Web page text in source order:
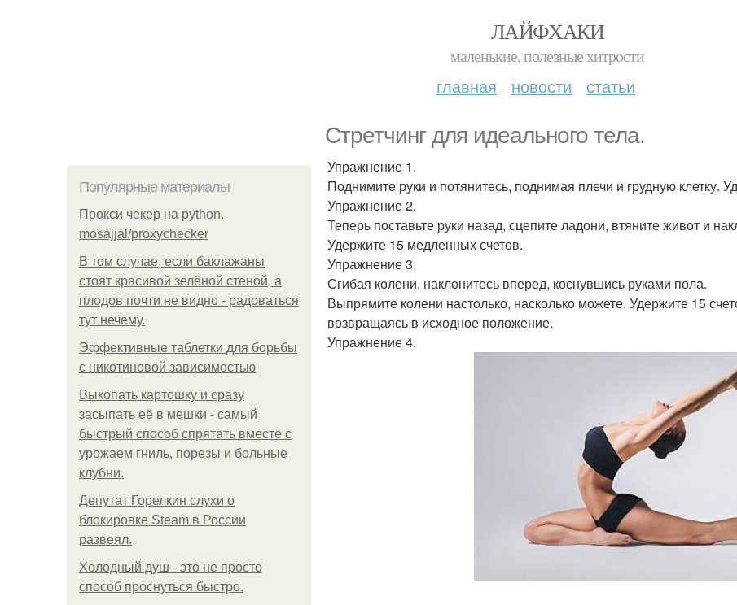
ЛАЙФХАКИ
маленькие, полезные хитрости
главная новости статьи
Стретчинг для идеального тела.
Популярные материалы
Прокси чекер на python.
mosajjal/proxychecker
В том случае, если баклажаны
стоят красивой зелёной стеной, а
плодов почти не видно - радоваться
тут нечему.
Эффективные таблетки для борьбы
с никотиновой зависимостью
Выкопать картошку и сразу
засыпать её в мешки - самый
быстрый способ спрятать вместе с
урожаем гниль, порезы и больные
клубни.
Депутат Горелкин слухи о
блокировке Steam в России
развеял.
Холодный душ - это не просто
способ проснуться быстро.
Упражнение 1.
Поднимите руки и потянитесь, поднимая плечи и грудную клетку.
Упражнение 2.
Теперь поставьте руки назад, сцепите ладони, втяните живот и
Удержите 15 медленных счетов.
Упражнение 3.
Сгибая колени, наклонитесь вперед, коснувшись руками пола.
Выпрямите колени настолько, насколько можете. Удержите 15
возвращаясь в исходное положение.
Упражнение 4.